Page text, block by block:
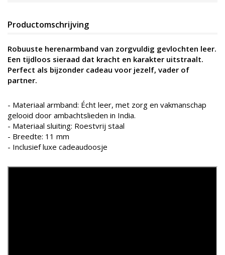
Productomschrijving
Robuuste herenarmband van zorgvuldig gevlochten leer.
Een tijdloos sieraad dat kracht en karakter uitstraalt.
Perfect als bijzonder cadeau voor jezelf, vader of
partner.
- Materiaal armband: Écht leer, met zorg en vakmanschap
gelooid door ambachtslieden in India.
- Materiaal sluiting: Roestvrij staal
- Breedte: 11 mm
- Inclusief luxe cadeaudoosje